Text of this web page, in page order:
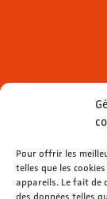
Pour offrir les
telles que les
appareils. Le fait de
des données telles